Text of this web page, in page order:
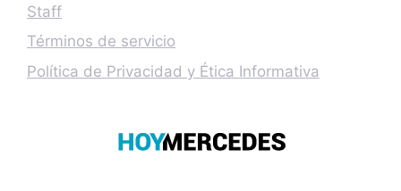
Staff
Términos de servicio
Política de Privacidad y Ética Informativa